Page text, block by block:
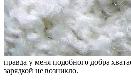
правда у меня подобного добра
зарядкой не возникло.